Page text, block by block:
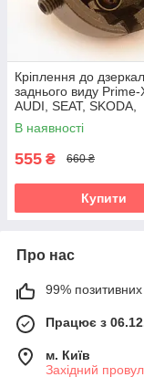
Кріплення до
заднього виду
AUDI, SEAT, SKODA,
VOLKSWAGEN
В наявності
555 ₴ 660 ₴
Купити
Про нас
99% позитивних
Працює з
м. Київ
Західний